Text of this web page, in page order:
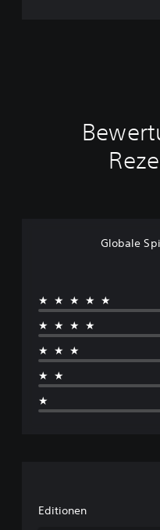
Globale
★★★★★
★★★★
★★★
★★
★
Editionen